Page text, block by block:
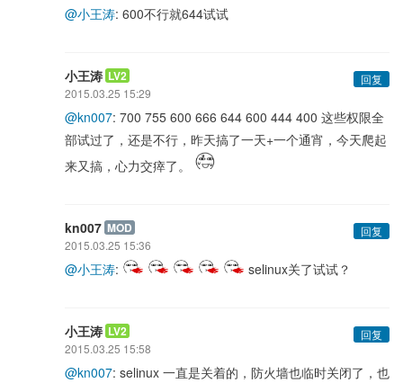
@小王涛: 600不行就644试试
小王涛 LV2
回复
2015.03.25 15:29
@kn007: 700 755 600 666 644 600 444 400 这些权限全
部试过了，还是不行，昨天搞了一天+一个通宵，今天爬起
来又搞，心力交瘁了。
kn007 MOD
回复
2015.03.25 15:36
@小王涛: selinux关了试试？
小王涛 LV2
回复
2015.03.25 15:58
@kn007: selinux 一直是关着的，防火墙也临时关闭了，也